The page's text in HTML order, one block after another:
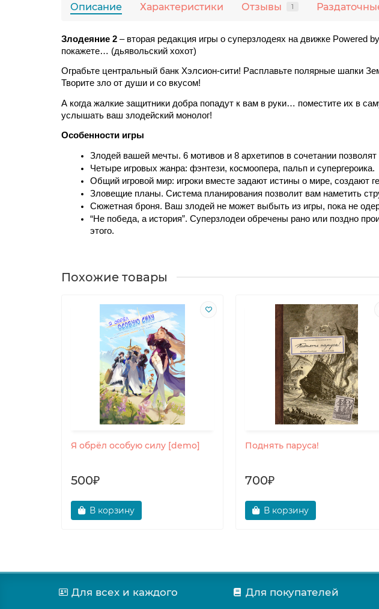
Описание Характеристики Отзывы 1
Злодеяние 2 – вторая редакция игры о суперзлодеях на движке Powered
покажете… (дьявольский хохот)
Ограбьте центральный банк Хэлсион-сити! Расплавьте полярные шапки
Творите зло от души и со вкусом!
А когда жалкие защитники добра попадут к вам в руки… поместите их в
услышать ваш злодейский монолог!
Особенности игры
Злодей вашей мечты. 6 мотивов и 8 архетипов в сочетании
Четыре игровых жанра: фэнтези, космоопера, пальп и супергероика.
Общий игровой мир: игроки вместе задают истины о мире, создают
Зловещие планы. Система планирования позволит вам наметить
Сюжетная броня. Ваш злодей не может выбыть из игры, пока не
“Не победа, а история”. Суперзлодеи обречены рано или поздно
этого.
Похожие товары
Я обрёл особую силу [demo]
500₽
В корзину
Поднять паруса!
700₽
В корзину
Для всех и каждого Для покупателей